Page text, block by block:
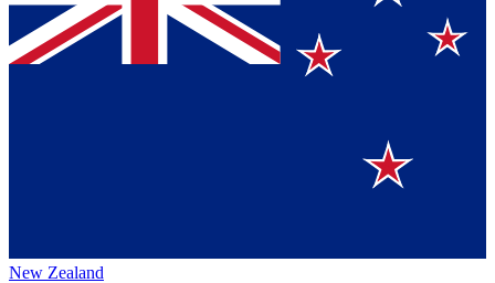
New Zealand